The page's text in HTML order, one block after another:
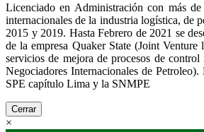
Licenciado en Administración con más
internacionales de la industria logística, de
2015 y 2019. Hasta Febrero de 2021 se
de la empresa Quaker State (Joint
servicios de mejora de procesos de
Negociadores Internacionales de
SPE capítulo Lima y la SNMPE
Cerrar
×